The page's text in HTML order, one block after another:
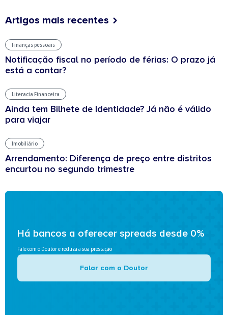
Artigos mais recentes
Finanças pessoais
Notificação fiscal no período de férias: O prazo já
está a contar?
Literacia Financeira
Ainda tem Bilhete de Identidade? Já não é válido
para viajar
Imobiliário
Arrendamento: Diferença de preço entre distritos
encurtou no segundo trimestre
Há bancos a oferecer spreads desde 0%
Fale com o Doutor e reduza a sua prestação
Falar com o Doutor